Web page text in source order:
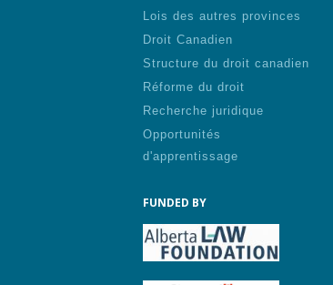
Lois des autres provinces
Droit Canadien
Structure du droit canadien
Réforme du droit
Recherche juridique
Opportunités
d'apprentissage
FUNDED BY